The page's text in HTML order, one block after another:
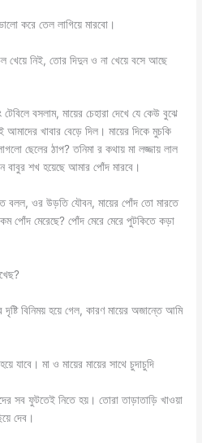
করে তেল লাগিয়ে মারবো।
খেয়ে নিই, তোর দিদুন ও না খেয়ে বসে আছে
বসলাম, মায়ের চেহারা দেখে যে কেউ বুঝে
আমাদের খাবার বেড়ে দিল। মায়ের দিকে মুচকি
ছেলের ঠাপ? তনিমা র কথায় মা লজ্জায় লাল
শখ হয়েছে আমার পোঁদ মারবে।
বলল, ওর উড়তি যৌবন, মায়ের পোঁদ তো মারতে
পোঁদ মেরেছে? পোঁদ মেরে মেরে পুটকিতে কড়া
বিনিময় হয়ে গেল, কারণ মায়ের অজান্তে আমি
যাবে। মা ও মায়ের মায়ের সাথে চুদাচুদি
সব ফুটতেই নিতে হয়। তোরা তাড়াতাড়ি খাওয়া
দেব।